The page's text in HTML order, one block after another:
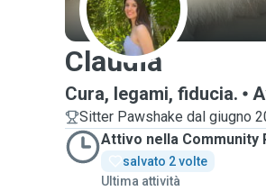
C
Claudia
Cura, legami, fiducia.
Sitter Pawshake dal giugno
Attivo nella Community
salvato 2 volte
Ultima attività